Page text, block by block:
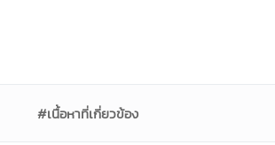
#เนื้อหาที่เกี่ยวข้อง